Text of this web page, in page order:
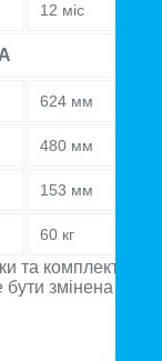
12 міс
624 мм
480 мм
153 мм
60 кг
та комплектацію
бути змінена